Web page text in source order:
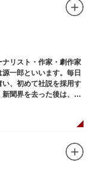
リスト・作家・劇作家
一郎といいます。毎日
、初めて社説を採用す
聞界を去った後は、文